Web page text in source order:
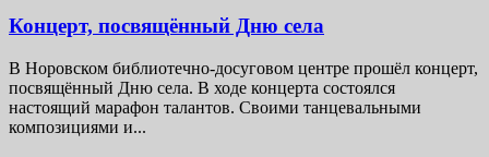
Концерт, посвящённый Дню села
В Норовском библиотечно-досуговом центре прошёл концерт,
посвящённый Дню села. В ходе концерта состоялся
настоящий марафон талантов. Своими танцевальными
композициями и...